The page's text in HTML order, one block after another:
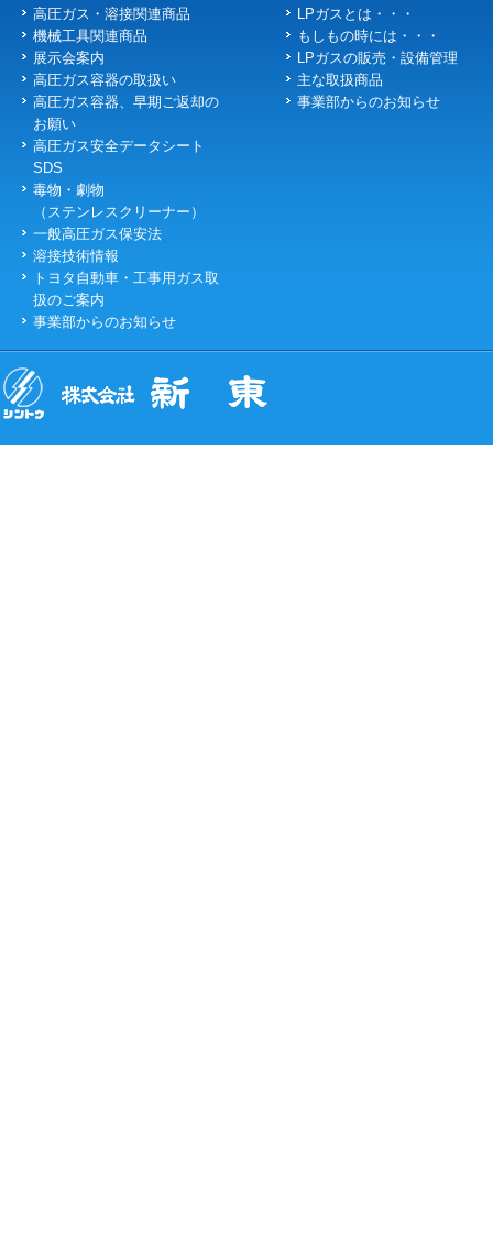
高圧ガス・溶接関連商品
機械工具関連商品
展示会案内
高圧ガス容器の取扱い
高圧ガス容器、早期ご返却の
お願い
高圧ガス安全データシート
SDS
毒物・劇物
（ステンレスクリーナー）
一般高圧ガス保安法
溶接技術情報
トヨタ自動車・工事用ガス取
扱のご案内
事業部からのお知らせ
LPガスとは・・・
もしもの時には・・・
LPガスの販売・設備管理
主な取扱商品
事業部からのお知らせ